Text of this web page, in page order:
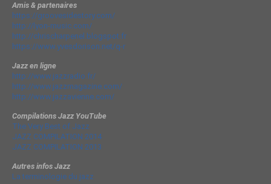
Amis & partenaires
https://groovesidestory.com/
http://lyon-music.com/
http://chrischarpenel.blogspot.fr
https://www.yvesdorison.net/q-r
Jazz en ligne
http://www.jazzradio.fr/
http://www.jazzmagazine.com/
http://www.jazzavienne.com/
Compilations Jazz YouTube
The Very Best of Jazz
JAZZ COMPILATION 2014
JAZZ COMPILATION 2013
Autres infos Jazz
La terminologie du jazz